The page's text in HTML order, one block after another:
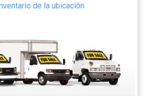
de la ubicación